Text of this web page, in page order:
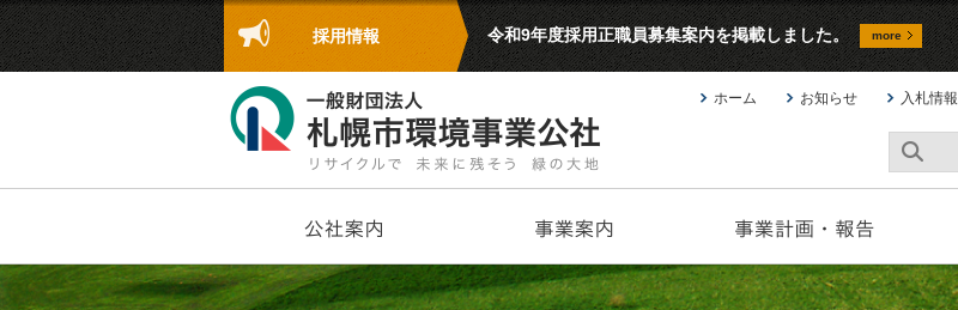
採用情報 令和9年度採用正職員募集案内を掲載しました。 more
ホーム お知らせ 入札情報